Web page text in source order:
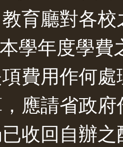
育廳對各
學年度學
費用作何
應請省政
收回自辦